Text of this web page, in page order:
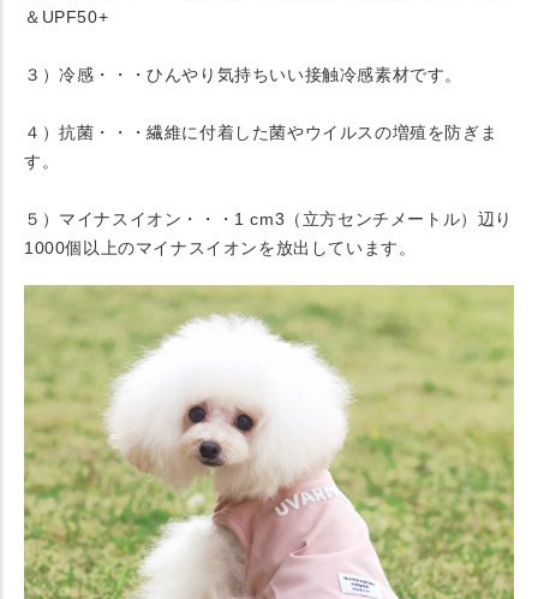
＆UPF50+
３）冷感・・・ひんやり気持ちいい接触冷感素材です。
４）抗菌・・・繊維に付着した菌やウイルスの増殖を防ぎま
す。
５）マイナスイオン・・・1 cm3（立方センチメートル）辺り
1000個以上のマイナスイオンを放出しています。